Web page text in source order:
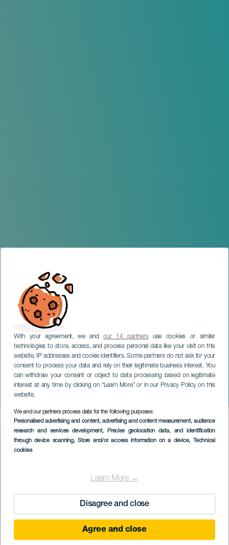
With your agreement, we andour 14 partnersuse cookies or similar
technologies to store, access, and process personal data like your visit on this
website, IP addresses and cookie identifiers. Some partners do not ask for your
consent to process your data and rely on their legitimate business interest. You
can withdraw your consent or object to data processing based on legitimate
interest at any time by clicking on “Learn More” or in our Privacy Policy on this
website.
We and our partners process data for the following purposes:
Personalised advertising and content, advertising and content measurement, audience
research and services development, Precise geolocation data, and identification
through device scanning, Store and/or access information on a device, Technical
cookies
Learn More →
Disagree and close
Agree and close
Oogstfeest Dans
LANZAROTE
Imagen
Listado